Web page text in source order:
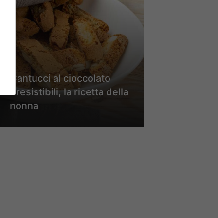
Cantucci al cioccolato
irresistibili, la ricetta della
nonna